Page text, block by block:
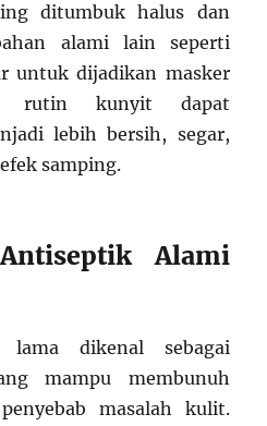
ditumbuk halus dan
alami lain seperti
untuk dijadikan masker
rutin kunyit dapat
lebih bersih, segar,
samping.
Alami
dikenal sebagai
mampu membunuh
masalah kulit.